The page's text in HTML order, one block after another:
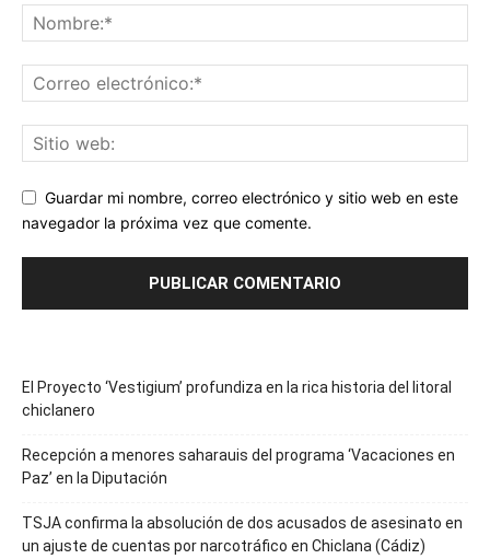
Guardar mi nombre, correo electrónico y sitio web en este
navegador la próxima vez que comente.
El Proyecto ‘Vestigium’ profundiza en la rica historia del litoral
chiclanero
Recepción a menores saharauis del programa ‘Vacaciones en
Paz’ en la Diputación
TSJA confirma la absolución de dos acusados de asesinato en
un ajuste de cuentas por narcotráfico en Chiclana (Cádiz)